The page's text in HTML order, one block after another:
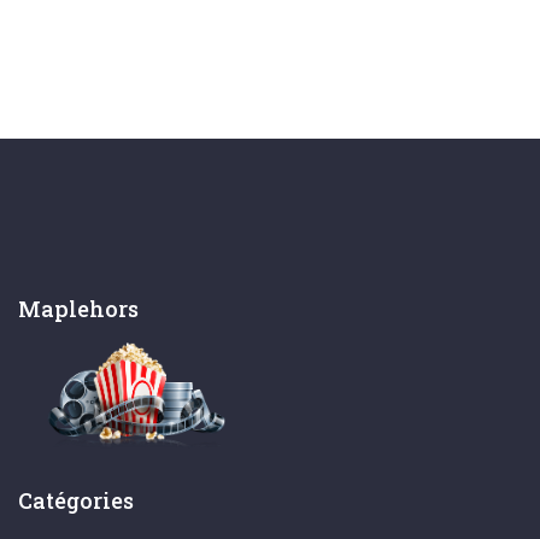
Maplehors
Catégories